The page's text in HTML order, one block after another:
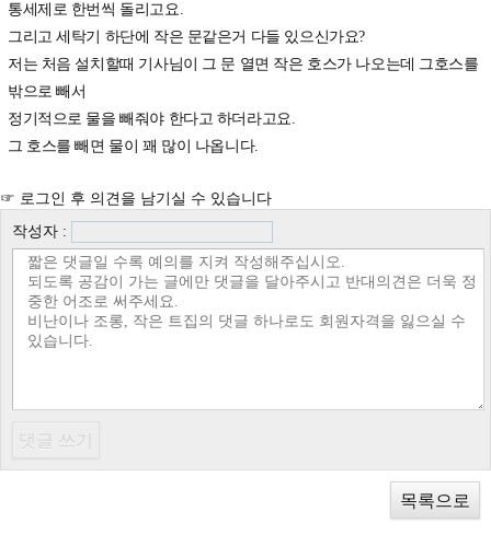
통세제로 한번씩 돌리고요.
그리고 세탁기 하단에 작은 문같은거 다들 있으신가요?
저는 처음 설치할때 기사님이 그 문 열면 작은 호스가 나오는데 그호스를
밖으로 빼서
정기적으로 물을 빼줘야 한다고 하더라고요.
그 호스를 빼면 물이 꽤 많이 나옵니다.
☞ 로그인 후 의견을 남기실 수 있습니다
작성자 :
목록으로